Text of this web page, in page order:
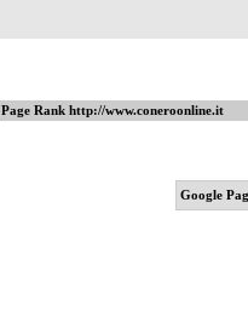
Page Rank http://www.coneroonline.it
Google